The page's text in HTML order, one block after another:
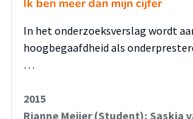
disharmonieuze
van leerstoornissen. De aanbeveling
onderzoek deze aspecten in acht te
kanten te zetten.
Ik ben meer dan mijn cijfer
In het onderzoeksverslag wordt
hoogbegaafdheid als
…
2015
Rianne Meijer (Student); Saskia